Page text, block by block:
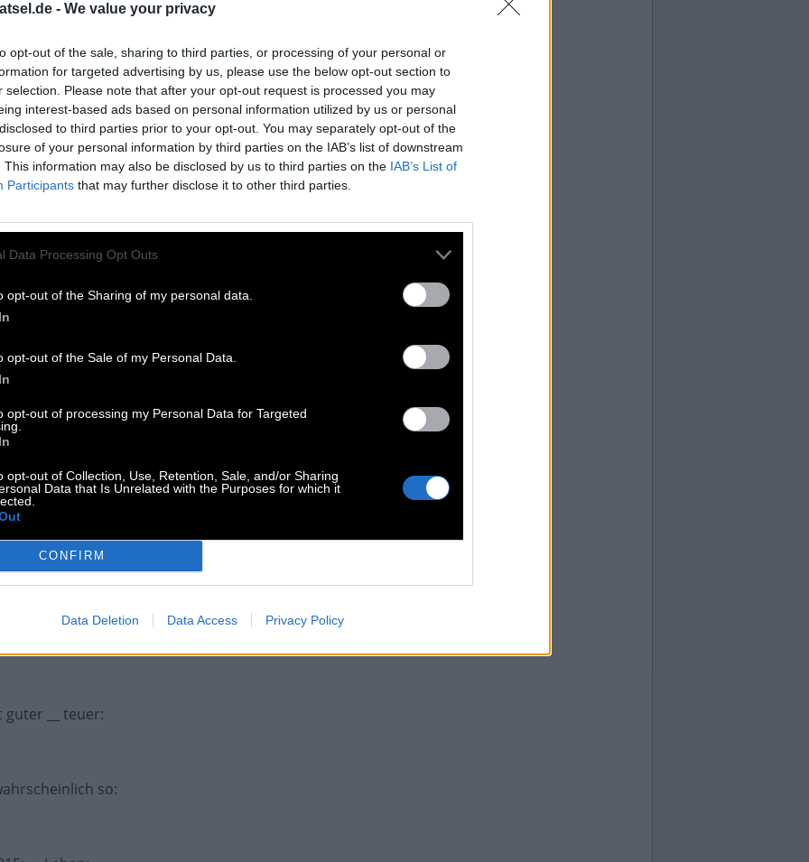
- We value your privacy
opt-out of the sale, sharing to third parties, or processing of your personal or
for targeted advertising by us, please use the below opt-out section to
selection. Please note that after your opt-out request is processed you may
interest-based ads based on personal information utilized by us or personal
to third parties prior to your opt-out. You may separately opt-out of the
of your personal information by third parties on the IAB’s list of downstream
This information may also be disclosed by us to third parties on the IAB’s List of
Participants that may further disclose it to other third parties.
Data Processing Opt Outs
opt-out of the Sharing of my personal data.
opt-out of the Sale of my Personal Data.
opt-out of processing my Personal Data for Targeted
opt-out of Collection, Use, Retention, Sale, and/or Sharing
Data that Is Unrelated with the Purposes for which it
CONFIRM
Data Deletion Data Access Privacy Policy
:
:
:
guter __ teuer:
so: